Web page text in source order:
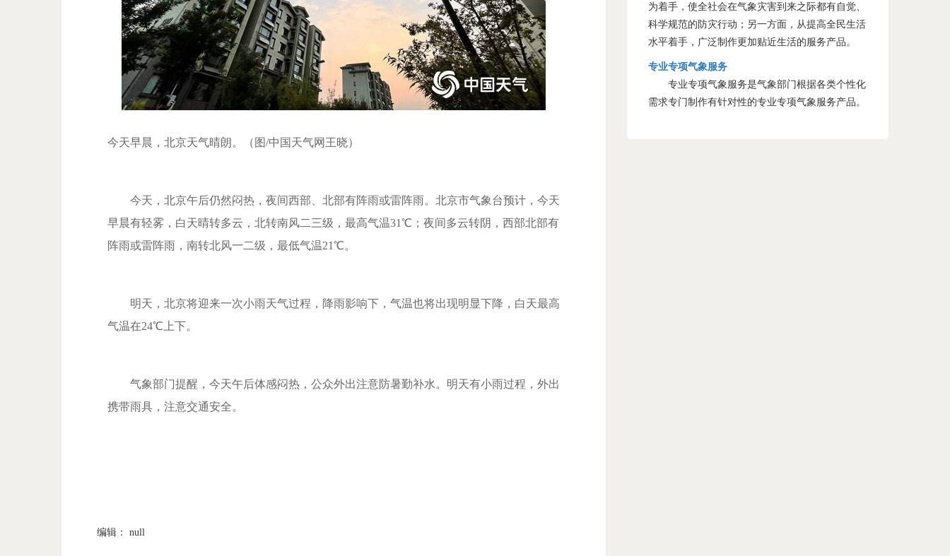
今天早晨，北京天气晴朗。（图/中国天气网王晓）
今天，北京午后仍然闷热，夜间西部、北部有阵雨或雷阵雨。北京市气象台预计，今天
早晨有轻雾，白天晴转多云，北转南风二三级，最高气温31℃；夜间多云转阴，西部北部有
阵雨或雷阵雨，南转北风一二级，最低气温21℃。
明天，北京将迎来一次小雨天气过程，降雨影响下，气温也将出现明显下降，白天最高
气温在24℃上下。
气象部门提醒，今天午后体感闷热，公众外出注意防暑勤补水。明天有小雨过程，外出
携带雨具，注意交通安全。
编辑： null
为着手，使全社会在气象灾害到来之际都有自觉、
科学规范的防灾行动；另一方面，从提高全民生活
水平着手，广泛制作更加贴近生活的服务产品。
专业专项气象服务
专业专项气象服务是气象部门根据各类个性化
需求专门制作有针对性的专业专项气象服务产品。